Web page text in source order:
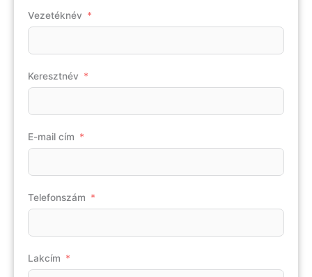
Vezetéknév
Keresztnév
E-mail cím
Telefonszám
Lakcím